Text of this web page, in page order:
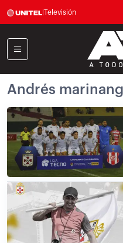
Televisión
Andrés